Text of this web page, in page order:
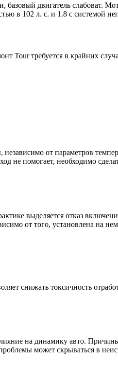
двигатель слабоват.
в 102 л. с. и 1.8 с системой
Tour требуется в крайних
от параметров
не помогает, необходимо
выделяется отказ
от того, установлена на
снижать токсичность
на динамику авто.
может скрываться в